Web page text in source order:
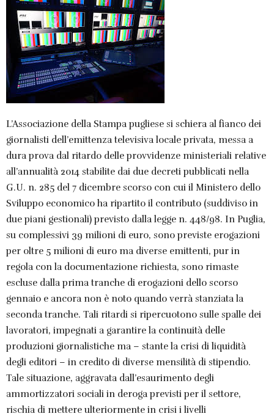
L’Associazione della Stampa pugliese si schiera al fianco dei
giornalisti dell’emittenza televisiva locale privata, messa a
dura prova dal ritardo delle provvidenze ministeriali relative
all’annualità 2014 stabilite dai due decreti pubblicati nella
G.U. n. 285 del 7 dicembre scorso con cui il Ministero dello
Sviluppo economico ha ripartito il contributo (suddiviso in
due piani gestionali) previsto dalla legge n. 448/98. In Puglia,
su complessivi 39 milioni di euro, sono previste erogazioni
per oltre 5 milioni di euro ma diverse emittenti, pur in
regola con la documentazione richiesta, sono rimaste
escluse dalla prima tranche di erogazioni dello scorso
gennaio e ancora non è noto quando verrà stanziata la
seconda tranche. Tali ritardi si ripercuotono sulle spalle dei
lavoratori, impegnati a garantire la continuità delle
produzioni giornalistiche ma – stante la crisi di liquidità
degli editori – in credito di diverse mensilità di stipendio.
Tale situazione, aggravata dall’esaurimento degli
ammortizzatori sociali in deroga previsti per il settore,
rischia di mettere ulteriormente in crisi i livelli